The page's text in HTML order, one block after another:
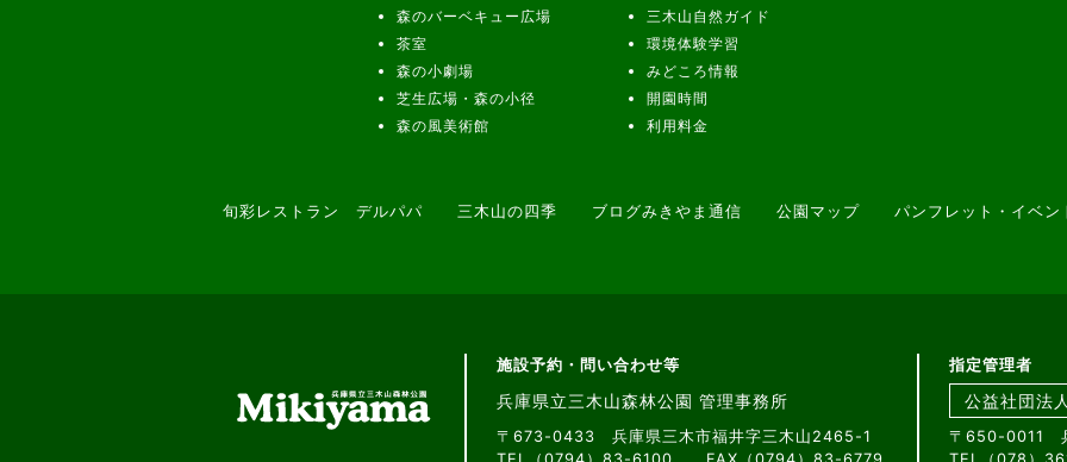
森のバーベキュー広場
茶室
森の小劇場
芝生広場・森の小径
森の風美術館
三木山自然ガイド
環境体験学習
みどころ情報
開園時間
利用料金
旬彩レストラン デルパパ 三木山の四季 ブログみきやま通信 公園マップ パンフレット・イベ
施設予約・問い合わせ等
兵庫県立三木山森林公園 管理事務所
〒673-0433 兵庫県三木市福井字三木山2465-1
指定管理者
公益社団法
〒650-0011